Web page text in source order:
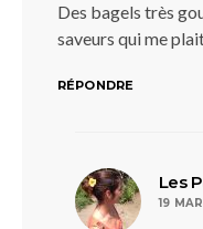
Des bagels très
saveurs qui me
RÉPONDRE
Les
19